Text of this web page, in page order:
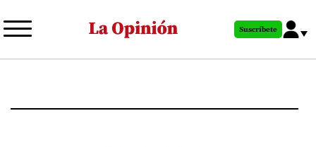
al
principal
Suscríbete